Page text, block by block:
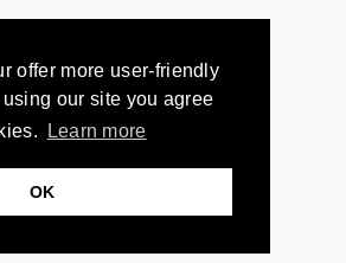
offer more user-friendly
our site you agree
Learn more
OK